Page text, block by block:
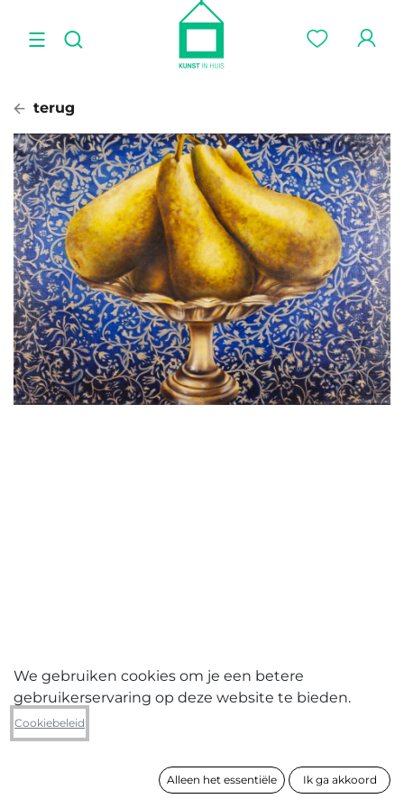
terug
Anne E. Rose
5 peren op een schaaltje blauw-
We gebruiken cookies om je een betere
gebruikerservaring op deze website te bieden.
Cookiebeleid
Alleen het essentiële Ik ga akkoord